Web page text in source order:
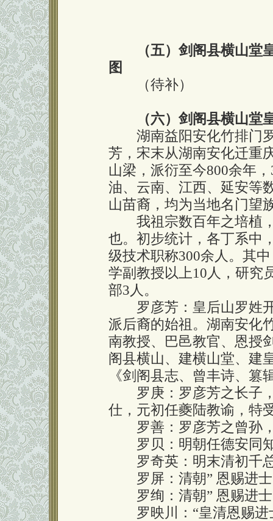
（五）剑阁县横山
图
（待补）
（六）剑阁县横山堂
湖南益阳安化竹排门罗
芳，宋末从湖南安化迁重
山梁，派衍至今800余年
油、云南、江西、延安等
山苗裔，均为当地名门望
我祖宗数百年之培植，
也。初步统计，各丁系中
级技术职称300余人。其
学副教授以上10人，研究
部3人。
罗彦芳：皇后山罗姓开
派后裔的始祖。湖南安化
南教授、巴邑教官、恩授
阁县横山、建横山堂、建
《剑阁县志、曾丰诗、篡
罗庚：罗彦芳之长子，
仕，元初任夔陆教谕，特
罗善：罗彦芳之曾孙
罗贝：明朝任德安同
罗奇英：明末清初千
罗屏：清朝” 恩赐进士
罗绚：清朝” 恩赐进士
罗映川：“皇清恩赐进